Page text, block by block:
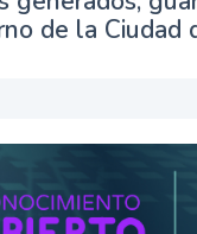
de la Ciudad